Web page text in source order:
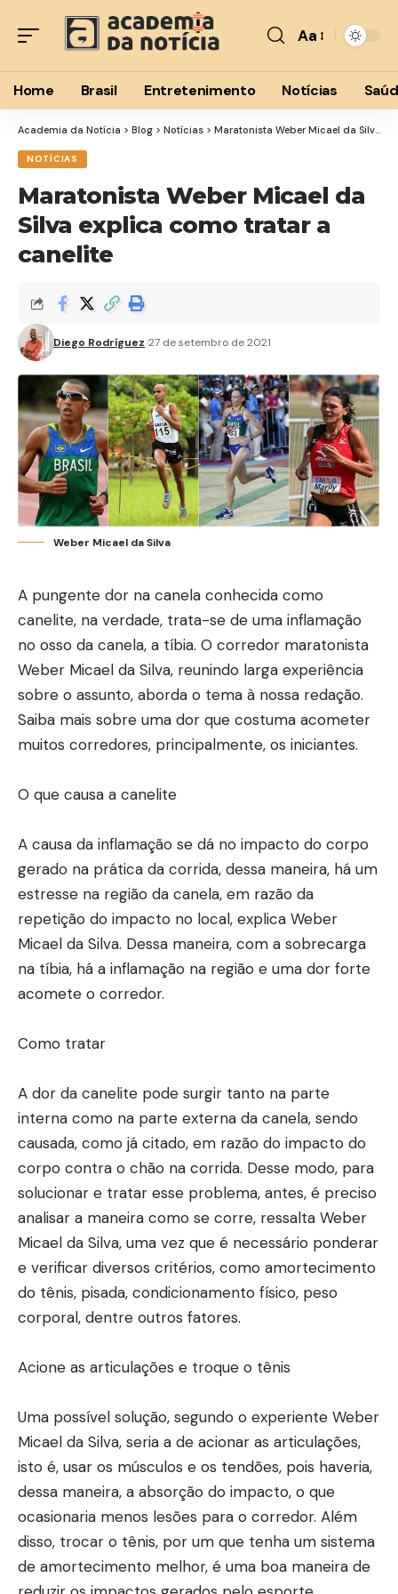
Font
Resizer
Aa
Home Brasil Entretenimento Notícias
Academia da Notícia > Blog > Notícias > Maratonista Weber Micael da Silva explica como tratar a canelite
NOTÍCIAS
Maratonista Weber Micael da
Silva explica como tratar a
canelite
Diego Rodríguez 27 de setembro de 2021
Weber Micael da Silva
A pungente dor na canela conhecida como
canelite, na verdade, trata-se de uma inflamação
no osso da canela, a tíbia. O corredor maratonista
Weber Micael da Silva, reunindo larga experiência
sobre o assunto, aborda o tema à nossa redação.
Saiba mais sobre uma dor que costuma acometer
muitos corredores, principalmente, os iniciantes.
O que causa a canelite
A causa da inflamação se dá no impacto do corpo
gerado na prática da corrida, dessa maneira, há um
estresse na região da canela, em razão da
repetição do impacto no local, explica Weber
Micael da Silva. Dessa maneira, com a sobrecarga
na tíbia, há a inflamação na região e uma dor forte
acomete o corredor.
Como tratar
A dor da canelite pode surgir tanto na parte
interna como na parte externa da canela, sendo
causada, como já citado, em razão do impacto do
corpo contra o chão na corrida. Desse modo, para
solucionar e tratar esse problema, antes, é preciso
analisar a maneira como se corre, ressalta Weber
Micael da Silva, uma vez que é necessário ponderar
e verificar diversos critérios, como amortecimento
do tênis, pisada, condicionamento físico, peso
corporal, dentre outros fatores.
Acione as articulações e troque o tênis
Uma possível solução, segundo o experiente Weber
Micael da Silva, seria a de acionar as articulações,
isto é, usar os músculos e os tendões, pois haveria,
dessa maneira, a absorção do impacto, o que
ocasionaria menos lesões para o corredor. Além
disso, trocar o tênis, por um que tenha um sistema
de amortecimento melhor, é uma boa maneira de